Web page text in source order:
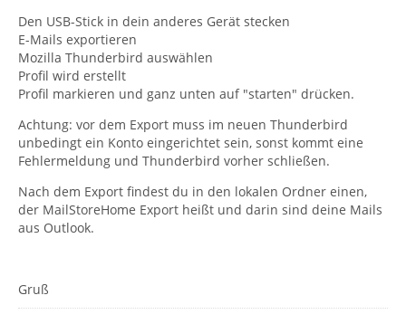
Den USB-Stick in dein anderes Gerät stecken
E-Mails exportieren
Mozilla Thunderbird auswählen
Profil wird erstellt
Profil markieren und ganz unten auf "starten" drücken.
Achtung: vor dem Export muss im neuen Thunderbird
unbedingt ein Konto eingerichtet sein, sonst kommt eine
Fehlermeldung und Thunderbird vorher schließen.
Nach dem Export findest du in den lokalen Ordner einen,
der MailStoreHome Export heißt und darin sind deine Mails
aus Outlook.
Gruß